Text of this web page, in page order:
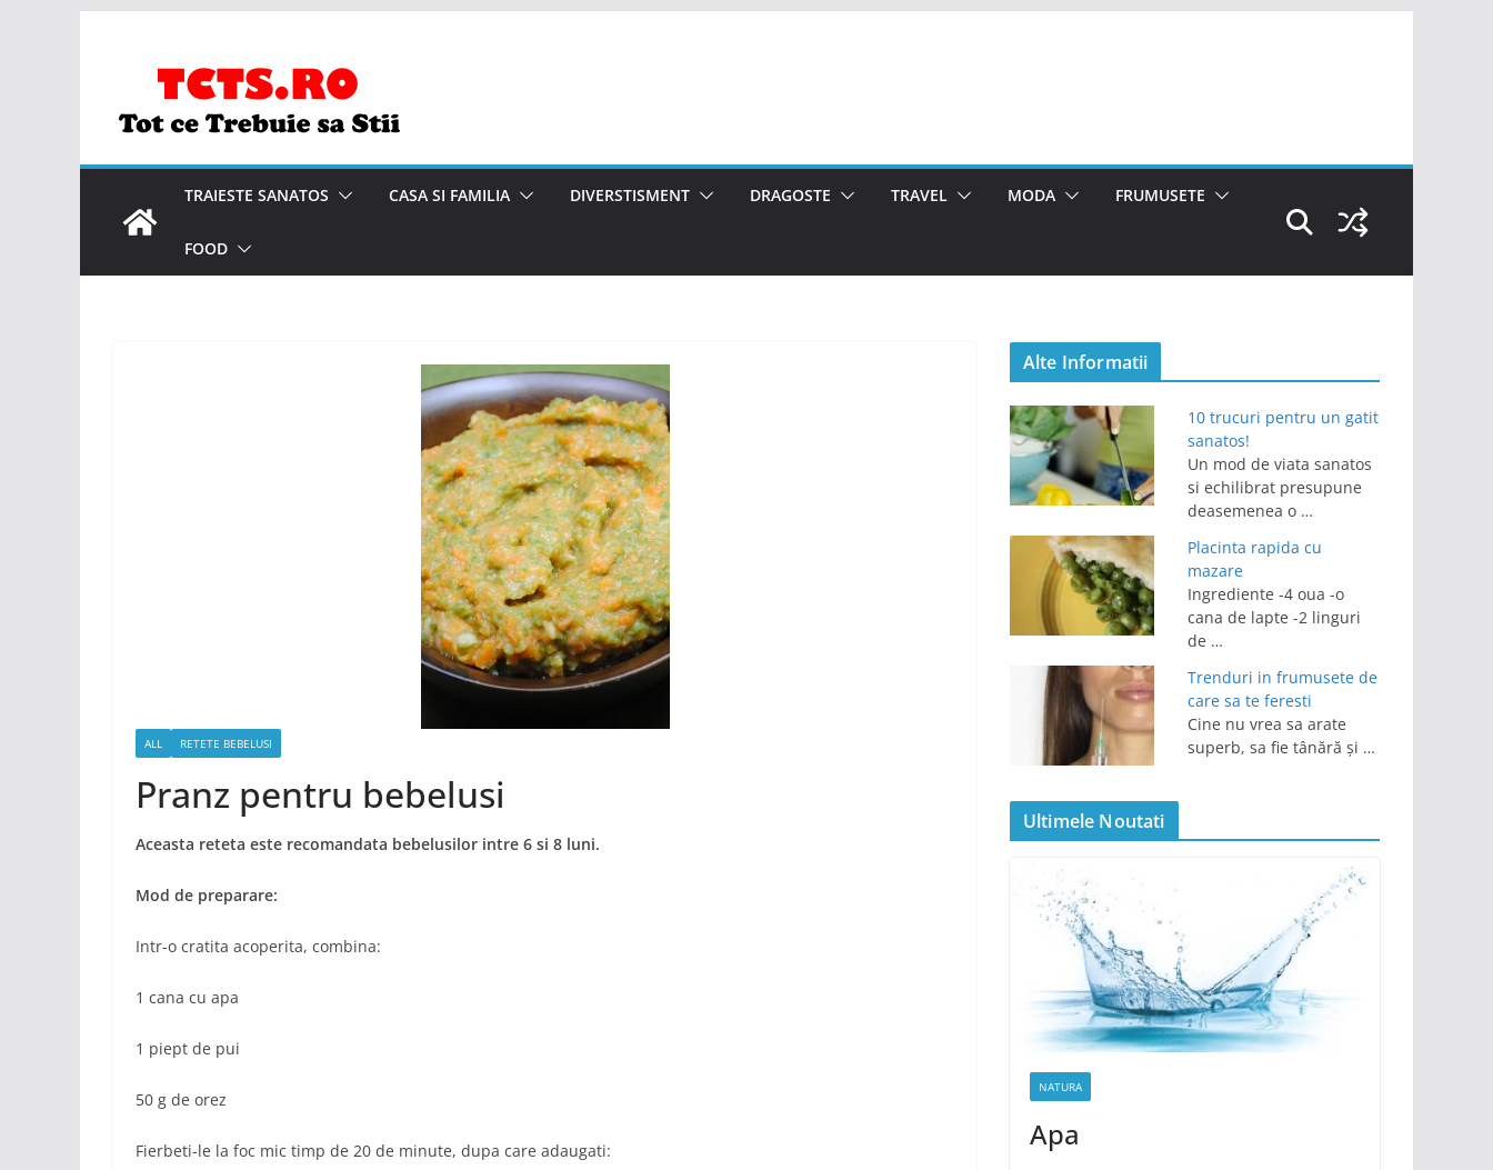
TRAIESTE SANATOS CASA SI FAMILIA DIVERSTISMENT DRAGOSTE TRAVEL MODA FRUMUSETE
FOOD
ALL RETETE BEBELUSI
Pranz pentru bebelusi
Aceasta reteta este recomandata bebelusilor intre 6 si 8 luni.
Mod de preparare:
Intr-o cratita acoperita, combina:
1 cana cu apa
1 piept de pui
50 g de orez
Fierbeti-le la foc mic timp de 20 de minute, dupa care adaugati:
Alte Informatii
10 trucuri pentru un gatit
sanatos!
Un mod de viata sanatos
si echilibrat presupune
deasemenea o …
Placinta rapida cu
mazare
Ingrediente -4 oua -o
cana de lapte -2 linguri
de …
Trenduri in frumusete de
care sa te feresti
Cine nu vrea sa arate
superb, sa fie tânără și …
Ultimele Noutati
NATURA
Apa